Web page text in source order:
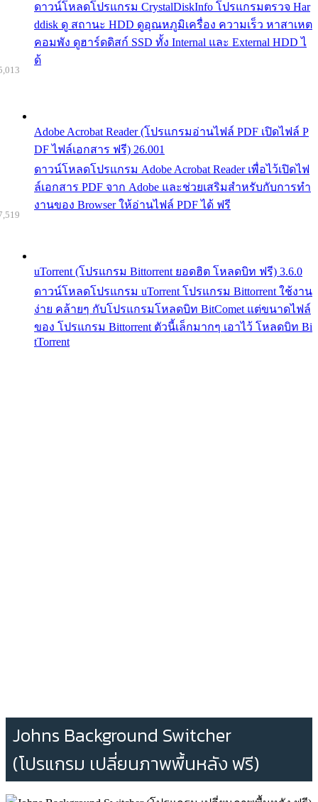
ดาวน์โหลดโปรแกรม CrystalDiskInfo โปรแกรมตรวจ Har
ddisk ดู สถานะ HDD ดูอุณหภูมิเครื่อง ความเร็ว หาสาเหต
คอมพัง ดูฮาร์ดดิสก์ SSD ทั้ง Internal และ External HDD ไ
ด้
Adobe Acrobat Reader (โปรแกรมอ่านไฟล์ PDF เปิดไฟล์ P
DF ไฟล์เอกสาร ฟรี) 26.001
ดาวน์โหลดโปรแกรม Adobe Acrobat Reader เพื่อไว้เปิดไฟ
ล์เอกสาร PDF จาก Adobe และช่วยเสริมสำหรับกับการทำ
งานของ Browser ให้อ่านไฟล์ PDF ได้ ฟรี
uTorrent (โปรแกรม Bittorrent ยอดฮิต โหลดบิท ฟรี) 3.6.0
ดาวน์โหลดโปรแกรม uTorrent โปรแกรม Bittorrent ใช้งาน
ง่าย คล้ายๆ กับโปรแกรมโหลดบิท BitComet แต่ขนาดไฟล์
ของ โปรแกรม Bittorrent ตัวนี้เล็กมากๆ เอาไว้ โหลดบิท Bi
tTorrent
Johns Background Switcher
(โปรแกรม เปลี่ยนภาพพื้นหลัง ฟรี)